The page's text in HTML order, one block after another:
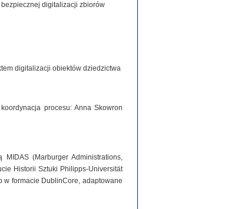
bezpiecznej digitalizacji zbiorów
digitalizacji obiektów dziedzictwa
procesu: Anna Skowron
(Marburger Administrations,
Historii Sztuki Philipps-Universität
w formacie DublinCore, adaptowane